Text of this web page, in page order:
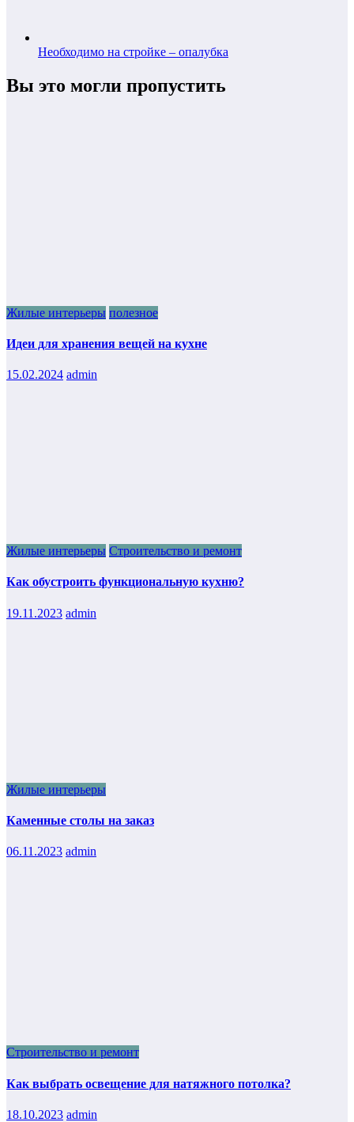
Необходимо на стройке – опалубка
Вы это могли пропустить
Жилые интерьеры полезное
Идеи для хранения вещей на кухне
15.02.2024 admin
Жилые интерьеры Строительство и ремонт
Как обустроить функциональную кухню?
19.11.2023 admin
Жилые интерьеры
Каменные столы на заказ
06.11.2023 admin
Строительство и ремонт
Как выбрать освещение для натяжного потолка?
18.10.2023 admin